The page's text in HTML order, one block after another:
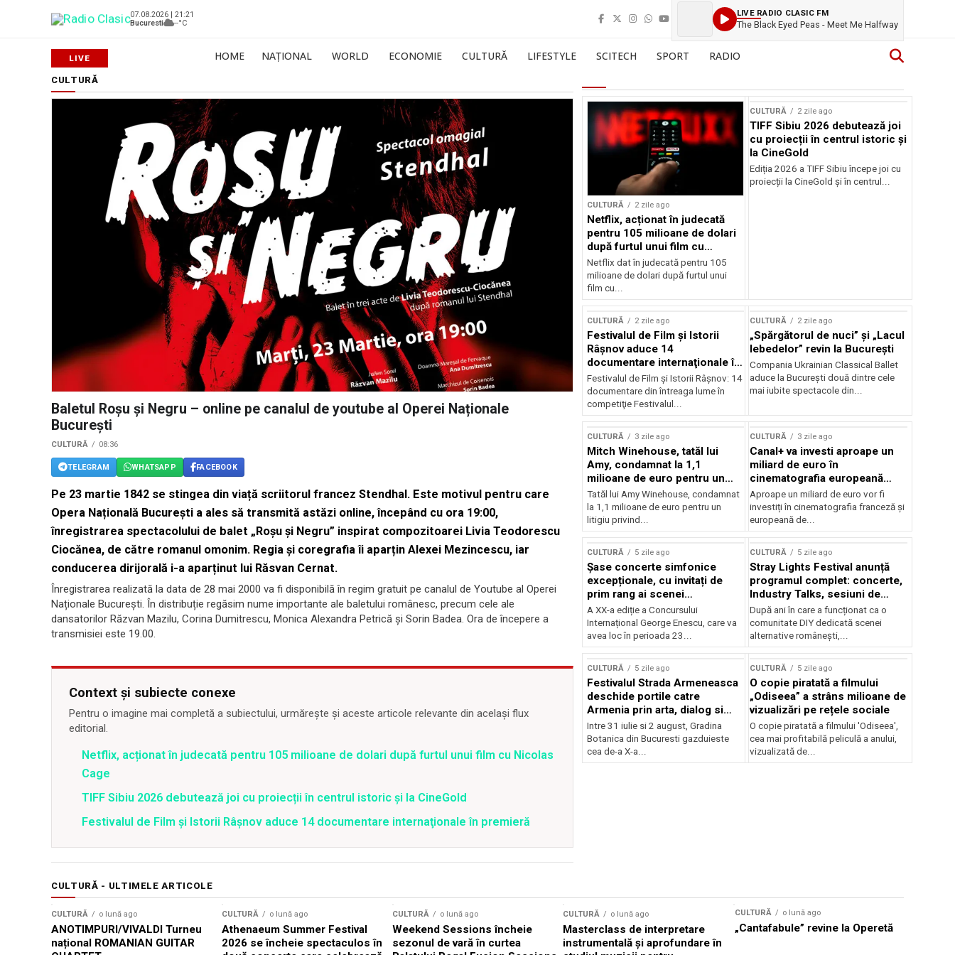
07.08.2026 | 21:21
Bucuresti
--°C
LIVE RADIO CLASIC FM
The Black Eyed Peas - Meet Me Halfway
HOME NAȚIONAL WORLD ECONOMIE CULTURĂ LIFESTYLE SCITECH SPORT RADIO
CULTURĂ
Baletul Roșu și Negru – online pe canalul de youtube al Operei Naționale
București
CULTURĂ 08:36
TELEGRAM WHATSAPP FACEBOOK
Pe 23 martie 1842 se stingea din viață scriitorul francez Stendhal. Este motivul pentru care
Opera Națională București a ales să transmită astăzi online, începând cu ora 19:00,
înregistrarea spectacolului de balet „Roșu și Negru” inspirat compozitoarei Livia Teodorescu
Ciocănea, de către romanul omonim. Regia și coregrafia îi aparțin Alexei Mezincescu, iar
conducerea dirijorală i-a aparținut lui Răsvan Cernat.
Înregistrarea realizată la data de 28 mai 2000 va fi disponibilă în regim gratuit pe canalul de Youtube al Operei
Naționale București. În distribuție regăsim nume importante ale baletului românesc, precum cele ale
dansatorilor Răzvan Mazilu, Corina Dumitrescu, Monica Alexandra Petrică și Sorin Badea. Ora de începere a
transmisiei este 19.00.
Context și subiecte conexe
Pentru o imagine mai completă a subiectului, urmărește și aceste articole relevante din același flux
editorial.
Netflix, acționat în judecată pentru 105 milioane de dolari după furtul unui film cu Nicolas
Cage
TIFF Sibiu 2026 debutează joi cu proiecții în centrul istoric și la CineGold
Festivalul de Film şi Istorii Râşnov aduce 14 documentare internaţionale în premieră
CULTURĂ 2 zile ago
Netflix, acționat în judecată
pentru 105 milioane de dolari
după furtul unui film cu
Nicolas Cage
Netflix dat în judecată pentru 105
milioane de dolari după furtul unui
film cu...
CULTURĂ 2 zile ago
TIFF Sibiu 2026 debutează joi
cu proiecții în centrul istoric și
la CineGold
Ediția 2026 a TIFF Sibiu începe joi cu
proiecții la CineGold și în centrul...
CULTURĂ 2 zile ago
Festivalul de Film şi Istorii
Râşnov aduce 14
documentare internaţionale în
premieră
Festivalul de Film şi Istorii Râşnov: 14
documentare din întreaga lume în
competiţie Festivalul...
CULTURĂ 2 zile ago
„Spărgătorul de nuci” și „Lacul
lebedelor” revin la București
Compania Ukrainian Classical Ballet
aduce la București două dintre cele
mai iubite spectacole din...
CULTURĂ 3 zile ago
Mitch Winehouse, tatăl lui
Amy, condamnat la 1,1
milioane de euro pentru un
litigiu pierdut
Tatăl lui Amy Winehouse, condamnat
la 1,1 milioane de euro pentru un
litigiu privind...
CULTURĂ 3 zile ago
Canal+ va investi aproape un
miliard de euro în
cinematografia europeană
până în 2032
Aproape un miliard de euro vor fi
investiți în cinematografia franceză și
europeană de...
CULTURĂ 5 zile ago
Șase concerte simfonice
excepționale, cu invitați de
prim rang ai scenei
internaționale și ansambluri
orchestrale românești de
prestigiu, în programul
Concursului Enescu 2026
A XX-a ediție a Concursului
Internațional George Enescu, care va
avea loc în perioada 23...
CULTURĂ 5 zile ago
Stray Lights Festival anunță
programul complet: concerte,
Industry Talks, sesiuni de
audiție și noi opțiuni de
participare pentru public
După ani în care a funcționat ca o
comunitate DIY dedicată scenei
alternative românești,...
CULTURĂ 5 zile ago
Festivalul Strada Armeneasca
deschide portile catre
Armenia prin arta, dialog si
patrimoniu, intre 31 iulie si 2
august, la Gradina Botanica din
Bucuresti
Intre 31 iulie si 2 august, Gradina
Botanica din Bucuresti gazduieste
cea de-a X-a...
CULTURĂ 5 zile ago
O copie piratată a filmului
„Odiseea” a strâns milioane de
vizualizări pe rețele sociale
O copie piratată a filmului 'Odiseea',
cea mai profitabilă peliculă a anului,
vizualizată de...
CULTURĂ - ULTIMELE ARTICOLE
CULTURĂ o lună ago
ANOTIMPURI/VIVALDI Turneu
național ROMANIAN GUITAR
CULTURĂ o lună ago
Athenaeum Summer Festival
2026 se încheie spectaculos în
CULTURĂ o lună ago
Weekend Sessions încheie
sezonul de vară în curtea
CULTURĂ o lună ago
Masterclass de interpretare
instrumentală și aprofundare în
CULTURĂ o lună ago
„Cantafabule” revine la Operetă